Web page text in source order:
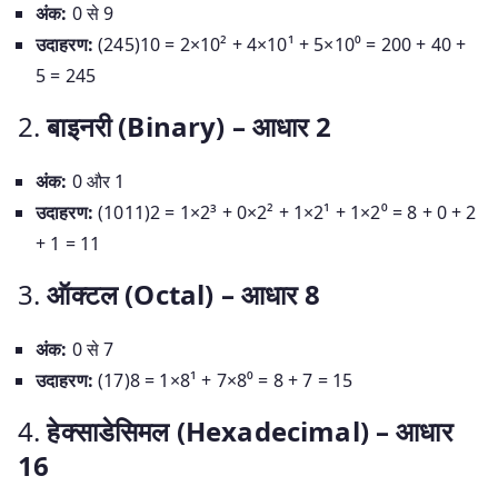
अंक: 0 से 9
उदाहरण: (245)10 = 2×10² + 4×10¹ + 5×10⁰ = 200 + 40 +
5 = 245
2.बाइनरी (Binary) – आधार 2
अंक: 0 और 1
उदाहरण: (1011)2 = 1×2³ + 0×2² + 1×2¹ + 1×2⁰ = 8 + 0 + 2
+ 1 = 11
3.ऑक्टल (Octal) – आधार 8
अंक: 0 से 7
उदाहरण: (17)8 = 1×8¹ + 7×8⁰ = 8 + 7 = 15
4.हेक्साडेसिमल (Hexadecimal) – आधार
16